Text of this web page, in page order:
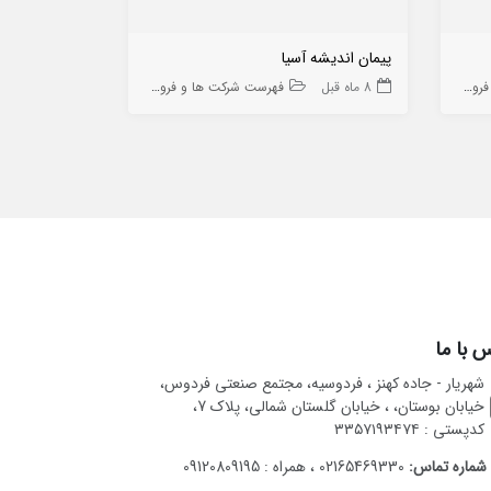
ها
پیمان اندیشه آسیا
8 ماه قبل فهرست شرکت ها و فروشگاه ها
با ما
شهریار - جاده کهنز ، فردوسیه، مجتمع صنعتی فردوس،
خیابان بوستان، ، خیابان گلستان شمالی، پلاک 7،
کدپستی : ۳۳۵۷۱۹۳۴۷۴
شماره تماس: 02165469330 ، همراه : 09120809195